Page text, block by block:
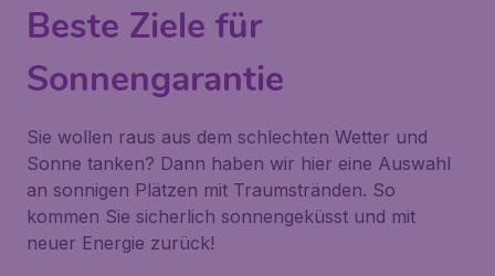
Beste Ziele für
Sonnengarantie
Sie wollen raus aus dem schlechten Wetter und
Sonne tanken? Dann haben wir hier eine Auswahl
an sonnigen Plätzen mit Traumstränden. So
kommen Sie sicherlich sonnengeküsst und mit
neuer Energie zurück!